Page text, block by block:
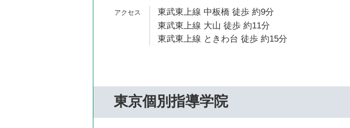
東武東上線 中板橋 徒歩 約9分
東武東上線 大山 徒歩 約11分
東武東上線 ときわ台 徒歩 約15分
東京個別指導学院